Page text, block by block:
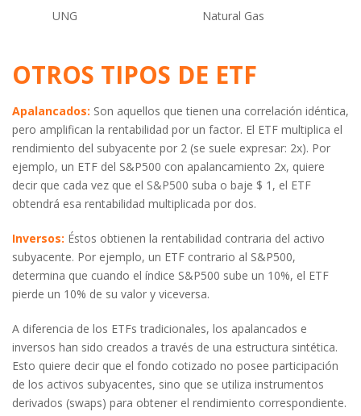
UNG Natural Gas
OTROS TIPOS DE ETF
Apalancados: Son aquellos que tienen una correlación idéntica,
pero amplifican la rentabilidad por un factor. El ETF multiplica el
rendimiento del subyacente por 2 (se suele expresar: 2x). Por
ejemplo, un ETF del S&P500 con apalancamiento 2x, quiere
decir que cada vez que el S&P500 suba o baje $ 1, el ETF
obtendrá esa rentabilidad multiplicada por dos.
Inversos: Éstos obtienen la rentabilidad contraria del activo
subyacente. Por ejemplo, un ETF contrario al S&P500,
determina que cuando el índice S&P500 sube un 10%, el ETF
pierde un 10% de su valor y viceversa.
A diferencia de los ETFs tradicionales, los apalancados e
inversos han sido creados a través de una estructura sintética.
Esto quiere decir que el fondo cotizado no posee participación
de los activos subyacentes, sino que se utiliza instrumentos
derivados (swaps) para obtener el rendimiento correspondiente.